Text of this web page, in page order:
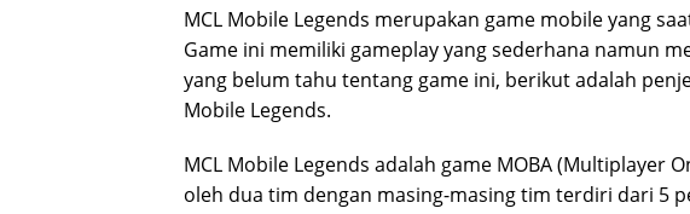
MCL Mobile Legends merupakan game mobile yang
Game ini memiliki gameplay yang sederhana namun
yang belum tahu tentang game ini, berikut adalah
Mobile Legends.
MCL Mobile Legends adalah game MOBA (Multiplayer
oleh dua tim dengan masing-masing tim terdiri dari 5